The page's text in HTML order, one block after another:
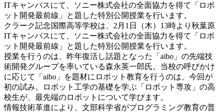
ITキャンパスにて、ソニー株式会社の全面協力を得て「ロボ
ット開発最前線」と題した特別公開授業を行います。
クラーク記念国際高等学校は、2月1日（木）13時より秋葉原
ITキャンパスにて、ソニー株式会社の全面協力を得て「ロボ
ット開発最前線」と題した特別公開授業を行います。
授業を行うのは、昨年復活し話題となった「aibo」の先端技
術開発グループを率いている森永英一郎氏。当校の呼びかけ
に応じて「aibo」を題材にロボット教育を行うのは、今回が
初の試み。ロボット工学の基礎を学ぶ「ロボット専攻」の高
校生が、最先端のロボットについて学びます。
情報技術革進により、文部科学省がプログラミング教育の普